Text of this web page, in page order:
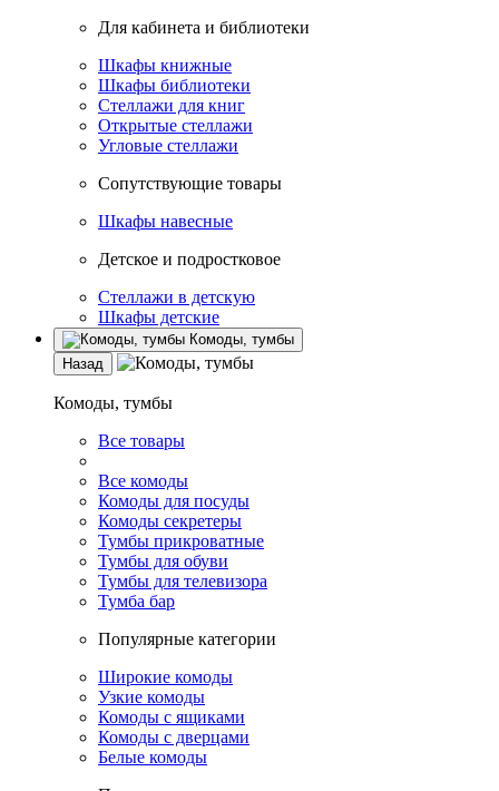
Для кабинета и библиотеки
Шкафы книжные
Шкафы библиотеки
Стеллажи для книг
Открытые стеллажи
Угловые стеллажи
Сопутствующие товары
Шкафы навесные
Детское и подростковое
Стеллажи в детскую
Шкафы детские
Комоды, тумбы
Назад
Комоды, тумбы
Все товары
Все комоды
Комоды для посуды
Комоды секретеры
Тумбы прикроватные
Тумбы для обуви
Тумбы для телевизора
Тумба бар
Популярные категории
Широкие комоды
Узкие комоды
Комоды с ящиками
Комоды с дверцами
Белые комоды